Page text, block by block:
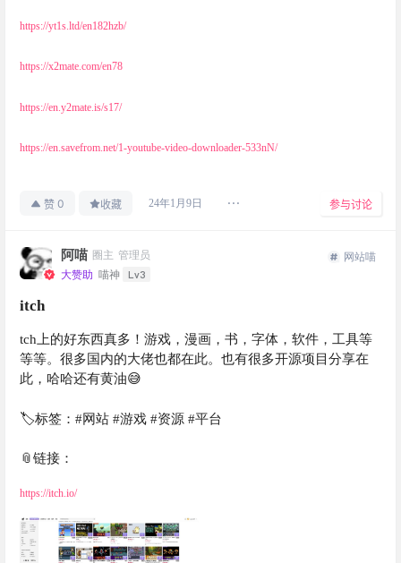
https://yt1s.ltd/en182hzb/
https://x2mate.com/en78
https://en.y2mate.is/s17/
https://en.savefrom.net/1-youtube-video-downloader-533nN/
赞 0 收藏 24年1月9日 参与讨论
阿喵 圈主 管理员
大赞助 喵神 Lv3
网站喵
itch
tch上的好东西真多！游戏，漫画，书，字体，软件，工具等
等等。很多国内的大佬也都在此。也有很多开源项目分享在
此，哈哈还有黄油😅
🏷标签：#网站 #游戏 #资源 #平台
📎链接：
https://itch.io/